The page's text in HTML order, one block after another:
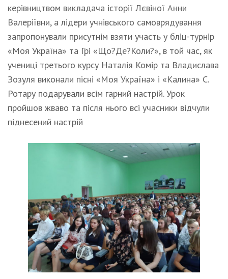
керівництвом викладача історії Лєвіної Анни
Валеріївни, а лідери учнівського самоврядування
запропонували присутнім взяти участь у бліц-турнір
«Моя Україна» та Грі «Що?Де?Коли?», в той час, як
учениці третього курсу Наталія Комір та Владислава
Зозуля виконали пісні «Моя Україна» і «Калина» С.
Ротару подарували всім гарний настрій. Урок
пройшов жваво та після нього всі учасники відчули
піднесений настрій